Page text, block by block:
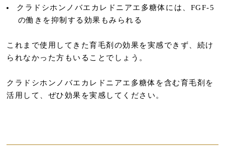
クラドシホンノバエカレドニアエ多糖体には、FGF-5
の働きを抑制する効果もみられる
これまで使用してきた育毛剤の効果を実感できず、続け
られなかった方もいることでしょう。
クラドシホンノバエカレドニアエ多糖体を含む育毛剤を
活用して、ぜひ効果を実感してください。